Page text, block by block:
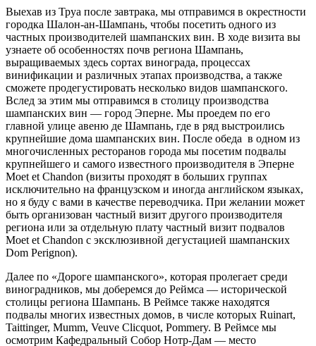
Выехав из Труа после завтрака, мы отправимся в окрестности
городка Шалон-ан-Шампань, чтобы посетить одного из
частных производителей шампанских вин. В ходе визита вы
узнаете об особенностях почв региона Шампань,
выращиваемых здесь сортах винограда, процессах
винификации и различных этапах производства, а также
сможете продегустировать несколько видов шампанского.
Вслед за этим мы отправимся в столицу производства
шампанских вин — город Эперне. Мы проедем по его
главной улице авеню де Шампань, где в ряд выстроились
крупнейшие дома шампанских вин. После обеда в одном из
многочисленных ресторанов города мы посетим подвалы
крупнейшего и самого известного производителя в Эперне
Moet et Chandon (визиты проходят в больших группах
исключительно на французском и иногда английском языках,
но я буду с вами в качестве переводчика. При желании может
быть организован частный визит другого производителя
региона или за отдельную плату частный визит подвалов
Moet et Chandon с эксклюзивной дегустацией шампанских
Dom Perignon).
Далее по «Дороге шампанского», которая пролегает среди
виноградников, мы доберемся до Реймса — исторической
столицы региона Шампань. В Реймсе также находятся
подвалы многих известных домов, в числе которых Ruinart,
Taittinger, Mumm, Veuve Clicquot, Pommery. В Реймсе мы
осмотрим Кафедральный Собор Нотр-Дам — место